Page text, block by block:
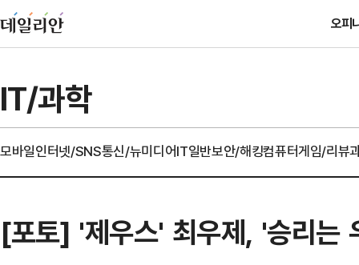
오피
IT/과학
모바일인터넷/SNS통신/뉴미디어IT일반보안/해킹컴퓨터게임/리뷰
[포토] '제우스' 최우제, '승리는